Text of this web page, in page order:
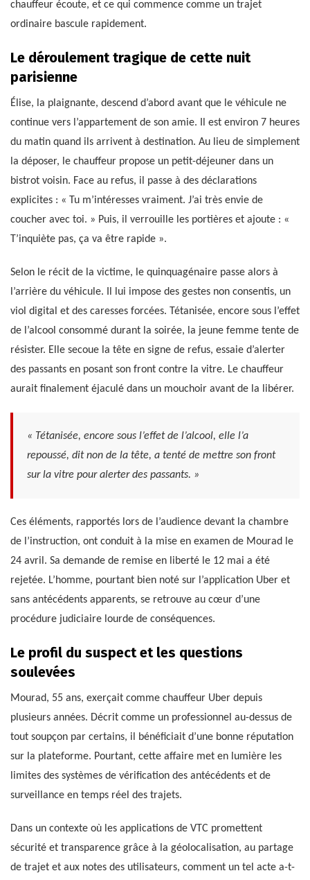
chauffeur écoute, et ce qui commence comme un trajet
ordinaire bascule rapidement.
Le déroulement tragique de cette nuit
parisienne
Élise, la plaignante, descend d’abord avant que le véhicule ne
continue vers l’appartement de son amie. Il est environ 7 heures
du matin quand ils arrivent à destination. Au lieu de simplement
la déposer, le chauffeur propose un petit-déjeuner dans un
bistrot voisin. Face au refus, il passe à des déclarations
explicites : « Tu m’intéresses vraiment. J’ai très envie de
coucher avec toi. » Puis, il verrouille les portières et ajoute : «
T’inquiète pas, ça va être rapide ».
Selon le récit de la victime, le quinquagénaire passe alors à
l’arrière du véhicule. Il lui impose des gestes non consentis, un
viol digital et des caresses forcées. Tétanisée, encore sous l’effet
de l’alcool consommé durant la soirée, la jeune femme tente de
résister. Elle secoue la tête en signe de refus, essaie d’alerter
des passants en posant son front contre la vitre. Le chauffeur
aurait finalement éjaculé dans un mouchoir avant de la libérer.
« Tétanisée, encore sous l’effet de l’alcool, elle l’a
repoussé, dit non de la tête, a tenté de mettre son front
sur la vitre pour alerter des passants. »
Ces éléments, rapportés lors de l’audience devant la chambre
de l’instruction, ont conduit à la mise en examen de Mourad le
24 avril. Sa demande de remise en liberté le 12 mai a été
rejetée. L’homme, pourtant bien noté sur l’application Uber et
sans antécédents apparents, se retrouve au cœur d’une
procédure judiciaire lourde de conséquences.
Le profil du suspect et les questions
soulevées
Mourad, 55 ans, exerçait comme chauffeur Uber depuis
plusieurs années. Décrit comme un professionnel au-dessus de
tout soupçon par certains, il bénéficiait d’une bonne réputation
sur la plateforme. Pourtant, cette affaire met en lumière les
limites des systèmes de vérification des antécédents et de
surveillance en temps réel des trajets.
Dans un contexte où les applications de VTC promettent
sécurité et transparence grâce à la géolocalisation, au partage
de trajet et aux notes des utilisateurs, comment un tel acte a-t-